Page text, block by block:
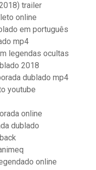
trailer
online
em português
mp4
legendas ocultas
2018
dublado mp4
youtube
online
dublado
online